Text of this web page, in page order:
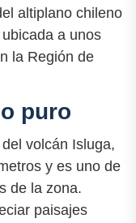
altiplano chileno
a unos
la Región de
puro
volcán Isluga,
y es uno de
de la zona.
paisajes